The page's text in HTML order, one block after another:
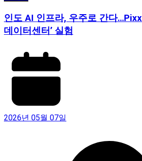
인도 AI 인프라, 우주로 간다
데이터센터’ 실험
2026년 05월 07일